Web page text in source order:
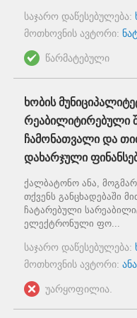
საჯარო დაწესებულება:
მოთხოვნის ავტორი:
წარმატებული
ხობის
რეაბილიტირებული
ჩამონათვალი და
დახარჯული
ქალბატონო ანა,
თქვენს განცხადებაში
ჩატარებული
ელექტრონული ფო...
საჯარო დაწესებულება:
მოთხოვნის ავტორი: ანა
უარყოფილია.